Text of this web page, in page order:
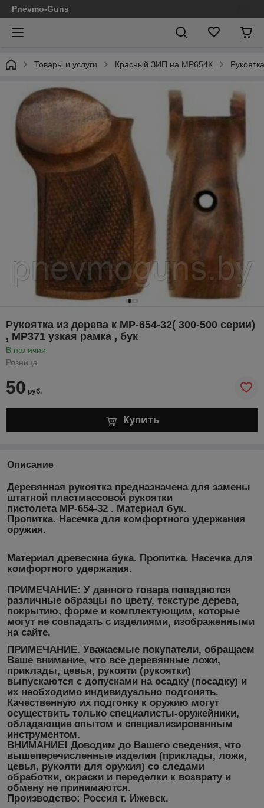
Pnevmo-Guns
Товары и услуги Красный ЗИП на МР654К
Рукоятка из дерева к МР-654-32( 300-500 серии)
, МР371 узкая рамка , бук
В наличии
Розница
50 руб.
Купить
Описание
Деревянная рукоятка предназначена для замены
штатной пластмассовой рукоятки
пистолета МР-654-32 . Материал бук.
Пропитка. Насечка для комфортного удержания
оружия.
Материал древесина бука. Пропитка. Насечка для
комфортного удержания.
ПРИМЕЧАНИЕ: У данного товара попадаются
различные образцы по цвету, текстуре дерева,
покрытию, форме и комплектующим, которые
могут не совпадать с изделиями, изображенными
на сайте.
ПРИМЕЧАНИЕ. Уважаемые покупатели, обращаем
Ваше внимание, что все деревянные ложи,
приклады, цевья, рукояти (рукоятки)
выпускаются с допусками на осадку (посадку) и
их необходимо индивидуально подгонять.
Качественную их подгонку к оружию могут
осуществить только специалисты-оружейники,
обладающие опытом и специализированным
инструментом.
ВНИМАНИЕ! Доводим до Вашего сведения, что
вышеперечисленные изделия (приклады, ложи,
цевья, рукояти для оружия) со следами
обработки, окраски и переделки к возврату и
обмену не принимаются.
Производство: Россия г. Ижевск.